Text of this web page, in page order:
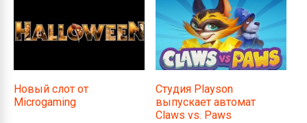
Новый слот от
Microgaming
Студия Playson
выпускает автомат
Claws vs. Paws